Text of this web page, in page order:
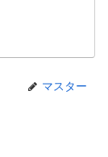
マスター